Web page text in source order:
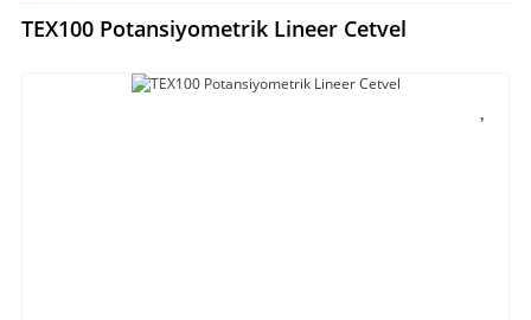
TEX100 Potansiyometrik Lineer Cetvel